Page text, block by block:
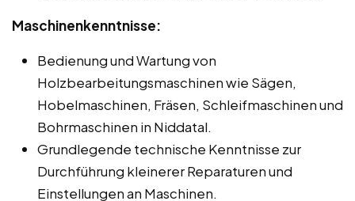
Maschinenkenntnisse:
Bedienung und Wartung von
Holzbearbeitungsmaschinen wie Sägen,
Hobelmaschinen, Fräsen, Schleifmaschinen und
Bohrmaschinen in Niddatal.
Grundlegende technische Kenntnisse zur
Durchführung kleinerer Reparaturen und
Einstellungen an Maschinen.